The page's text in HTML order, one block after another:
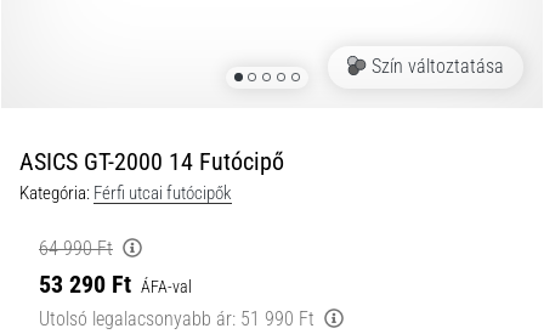
szindróma
(ITBS),
rendkívül
egészségügyi
probléma,
Szín változtatása
ASICS GT-2000 14 Futócipő
Kategória: Férfi utcai futócipők
64 990 Ft
53 290 Ft ÁFA-val
Utolsó legalacsonyabb ár: 51 990 Ft